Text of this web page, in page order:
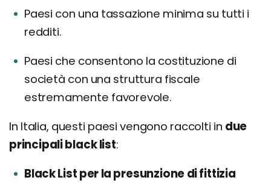
Paesi con una tassazione minima su tutti i
redditi.
Paesi che consentono la costituzione di
società con una struttura fiscale
estremamente favorevole.
In Italia, questi paesi vengono raccolti in due
principali black list:
Black List per la presunzione di fittizia